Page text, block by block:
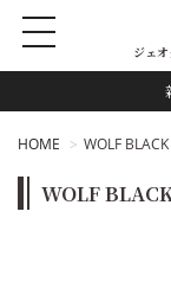
ジェ
HOME WOLF BLACK
WOLF